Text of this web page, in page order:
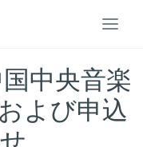
国中央音楽
よび申込